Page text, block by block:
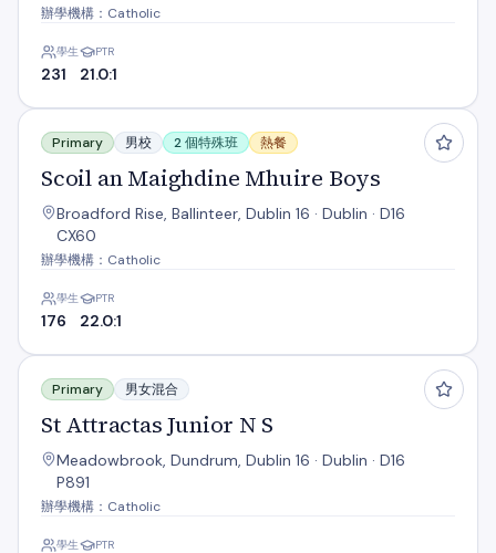
辦學機構：Catholic
學生
231
PTR
21.0:1
Scoil an Maighdine Mhuire Boys
Primary 男校 2 個特殊班 熱餐
Scoil an Maighdine Mhuire Boys
Broadford Rise, Ballinteer, Dublin 16 · Dublin · D16
CX60
辦學機構：Catholic
學生
176
PTR
22.0:1
St Attractas Junior N S
Primary 男女混合
St Attractas Junior N S
Meadowbrook, Dundrum, Dublin 16 · Dublin · D16
P891
辦學機構：Catholic
學生 PTR